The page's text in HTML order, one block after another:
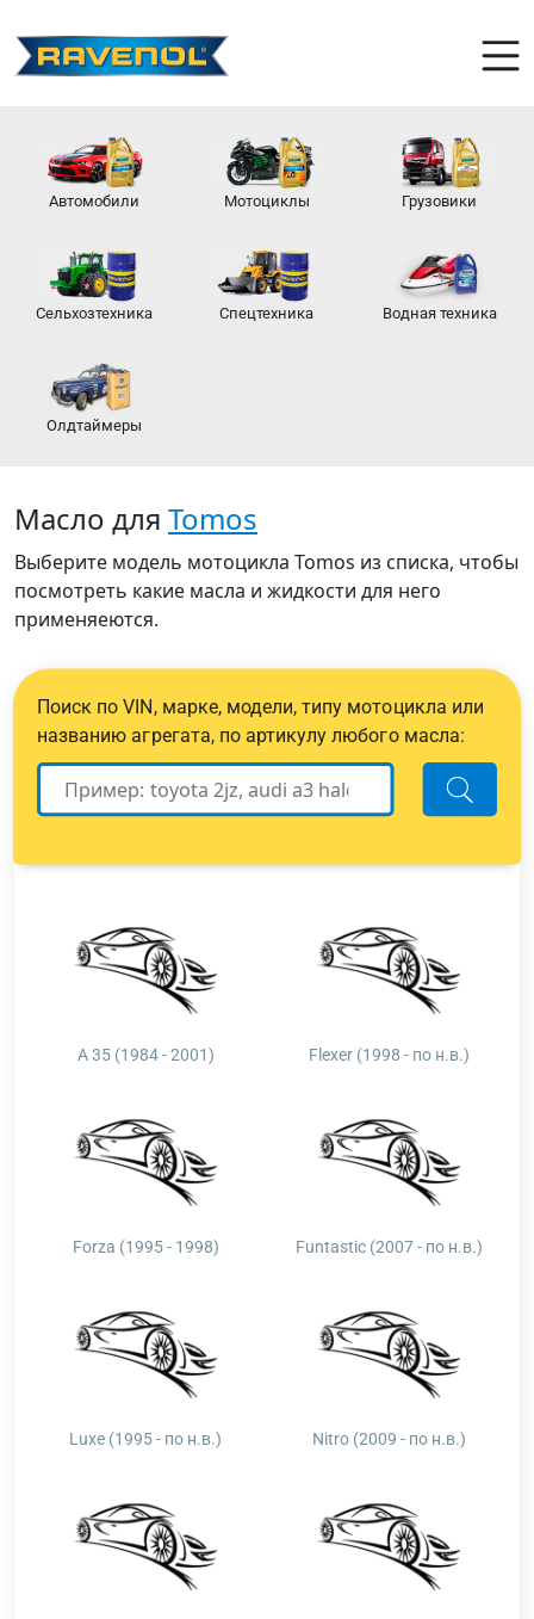
Автомобили Мотоциклы Грузовики
Сельхозтехника Спецтехника Водная техника
Олдтаймеры
Масло для Tomos
Выберите модель мотоцикла Tomos из списка, чтобы
посмотреть какие масла и жидкости для него
применяеются.
Поиск по VIN, марке, модели, типу мотоцикла или
названию агрегата, по артикулу любого масла:
A 35 (1984 - 2001) Flexer (1998 - по н.в.)
Forza (1995 - 1998) Funtastic (2007 - по н.в.)
Luxe (1995 - по н.в.) Nitro (2009 - по н.в.)